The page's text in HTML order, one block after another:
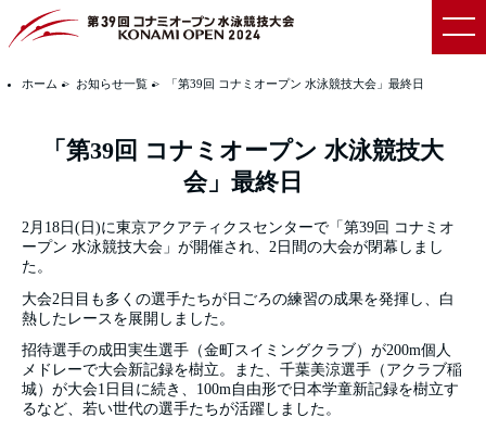
ホーム お知らせ一覧 「第39回 コナミオープン 水泳競技大会」最終日
「第39回 コナミオープン 水泳競技大
会」最終日
2月18日(日)に東京アクアティクスセンターで「第39回 コナミオ
ープン 水泳競技大会」が開催され、2日間の大会が閉幕しまし
た。
大会2日目も多くの選手たちが日ごろの練習の成果を発揮し、白
熱したレースを展開しました。
招待選手の成田実生選手（金町スイミングクラブ）が200m個人
メドレーで大会新記録を樹立。また、千葉美涼選手（アクラブ稲
城）が大会1日目に続き、100m自由形で日本学童新記録を樹立す
るなど、若い世代の選手たちが活躍しました。